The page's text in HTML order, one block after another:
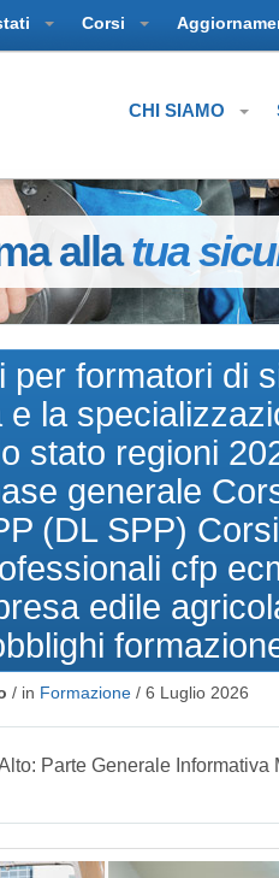
Corsi
CHI SIAMO
allatua
per formatori di
e la
stato regioni
generale
(DL SPP)
cfp
edile
/ in Formazione / 6 Luglio 2026
Parte Generale